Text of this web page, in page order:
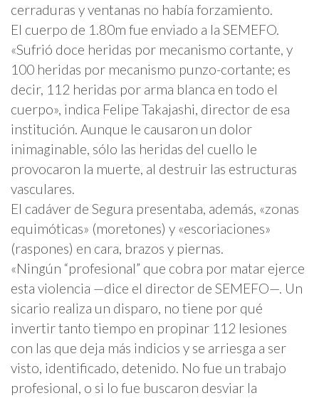
cerraduras y ventanas no había forzamiento.
El cuerpo de 1.80m fue enviado a la SEMEFO.
«Sufrió doce heridas por mecanismo cortante, y
100 heridas por mecanismo punzo-cortante; es
decir, 112 heridas por arma blanca en todo el
cuerpo», indica Felipe Takajashi, director de esa
institución. Aunque le causaron un dolor
inimaginable, sólo las heridas del cuello le
provocaron la muerte, al destruir las estructuras
vasculares.
El cadáver de Segura presentaba, además, «zonas
equimóticas» (moretones) y «escoriaciones»
(raspones) en cara, brazos y piernas.
«Ningún “profesional” que cobra por matar ejerce
esta violencia —dice el director de SEMEFO—. Un
sicario realiza un disparo, no tiene por qué
invertir tanto tiempo en propinar 112 lesiones
con las que deja más indicios y se arriesga a ser
visto, identificado, detenido. No fue un trabajo
profesional, o si lo fue buscaron desviar la